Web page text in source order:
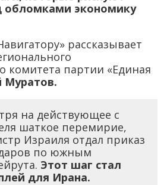
обломками экономику
рассказывает
комитета партии «Единая
Муратов.
на действующее с
шаткое перемирие,
Израиля отдал приказ
по южным
Этот шаг стал
для Ирана.